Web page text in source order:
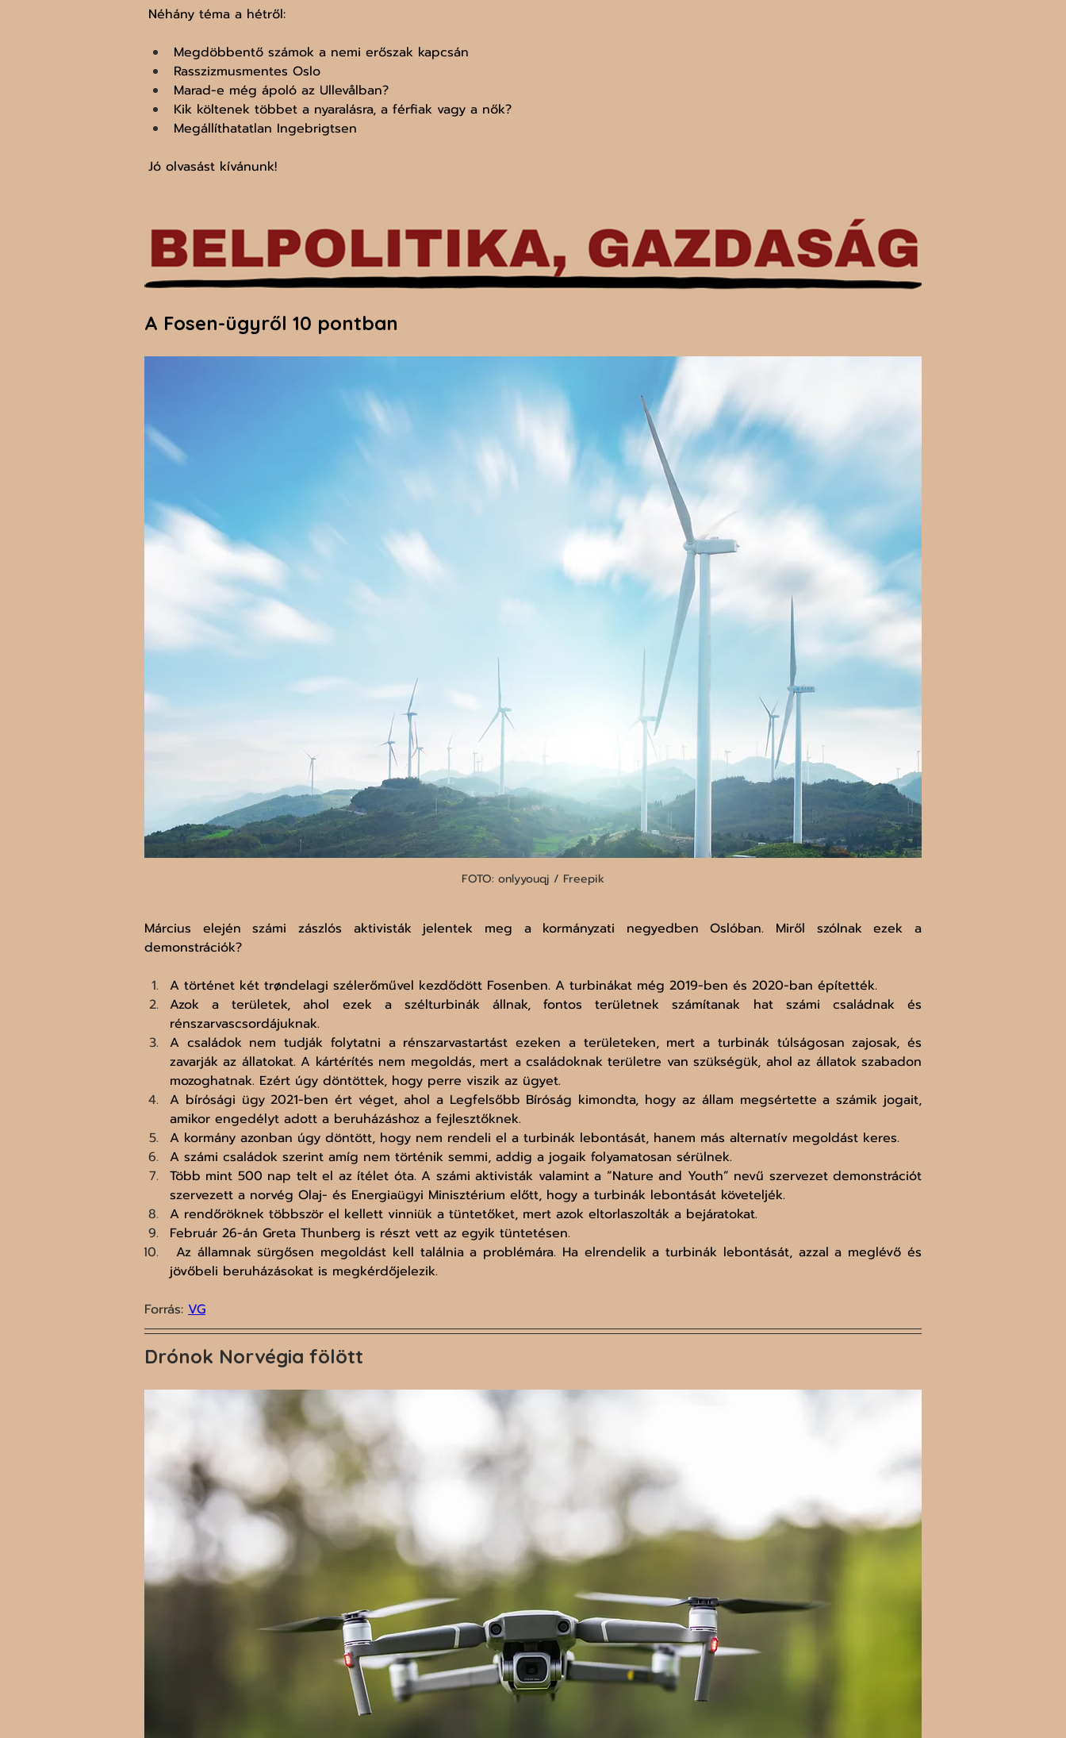
Néhány téma a hétről:
Megdöbbentő számok a nemi erőszak kapcsán
Rasszizmusmentes Oslo
Marad-e még ápoló az Ullevålban?
Kik költenek többet a nyaralásra, a férfiak vagy a nők?
Megállíthatatlan Ingebrigtsen
Jó olvasást kívánunk!
A Fosen-ügyről 10 pontban
FOTO: onlyyouqj / Freepik
Március elején számi zászlós aktivisták jelentek meg a kormányzati negyedben Oslóban. Miről szólnak ezek a
demonstrációk?
A történet két trøndelagi szélerőművel kezdődött Fosenben. A turbinákat még 2019-ben és 2020-ban építették.
Azok a területek, ahol ezek a szélturbinák állnak, fontos területnek számítanak hat számi családnak és
rénszarvascsordájuknak.
A családok nem tudják folytatni a rénszarvastartást ezeken a területeken, mert a turbinák túlságosan zajosak, és
zavarják az állatokat. A kártérítés nem megoldás, mert a családoknak területre van szükségük, ahol az állatok szabadon
mozoghatnak. Ezért úgy döntöttek, hogy perre viszik az ügyet.
A bírósági ügy 2021-ben ért véget, ahol a Legfelsőbb Bíróság kimondta, hogy az állam megsértette a számik jogait,
amikor engedélyt adott a beruházáshoz a fejlesztőknek.
A kormány azonban úgy döntött, hogy nem rendeli el a turbinák lebontását, hanem más alternatív megoldást keres.
A számi családok szerint amíg nem történik semmi, addig a jogaik folyamatosan sérülnek.
Több mint 500 nap telt el az ítélet óta. A számi aktivisták valamint a “Nature and Youth” nevű szervezet demonstrációt
szervezett a norvég Olaj- és Energiaügyi Minisztérium előtt, hogy a turbinák lebontását követeljék.
A rendőröknek többször el kellett vinniük a tüntetőket, mert azok eltorlaszolták a bejáratokat.
Február 26-án Greta Thunberg is részt vett az egyik tüntetésen.
Az államnak sürgősen megoldást kell találnia a problémára. Ha elrendelik a turbinák lebontását, azzal a meglévő és
jövőbeli beruházásokat is megkérdőjelezik.
Forrás: VG
Drónok Norvégia fölött